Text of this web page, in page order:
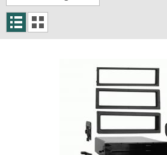
Navigationssoftware
Navigationssysteme